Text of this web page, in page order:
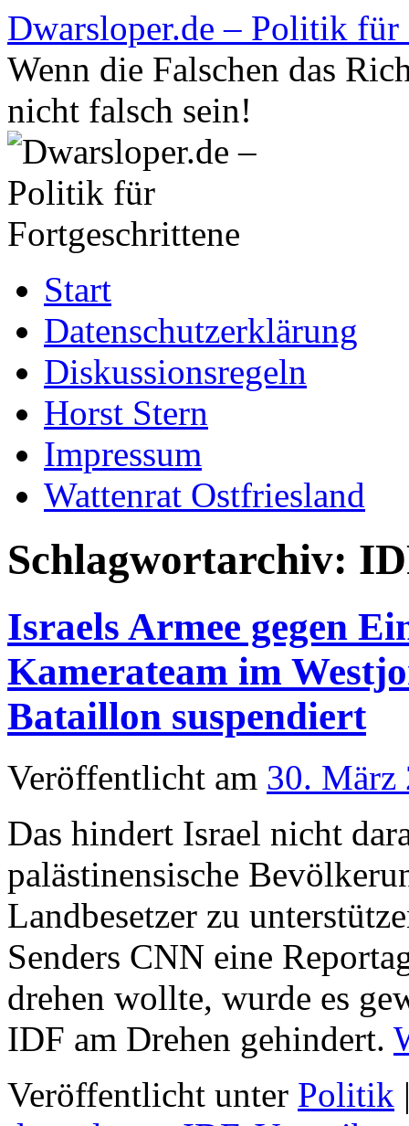
Zum
Inhalt
springen
Dwarsloper.de – Politik für
Wenn die Falschen das
nicht falsch sein!
Start
Datenschutzerklärung
Diskussionsregeln
Horst Stern
Impressum
Wattenrat Ostfriesland
Schlagwortarchiv:
Israels Armee gegen
Kamerateam im
Bataillon suspendiert
Veröffentlicht am 30. März
Das hindert Israel nicht
palästinensische
Landbesetzer zu
Senders CNN eine
drehen wollte, wurde es
IDF am Drehen gehindert.
Veröffentlicht unter Politik